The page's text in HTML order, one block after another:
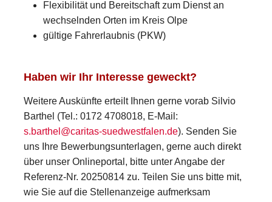
Flexibilität und Bereitschaft zum Dienst an
wechselnden Orten im Kreis Olpe
gültige Fahrerlaubnis (PKW)
Haben wir Ihr Interesse geweckt?
Weitere Auskünfte erteilt Ihnen gerne vorab Silvio
Barthel (Tel.: 0172 4708018, E-Mail:
s.barthel@caritas-suedwestfalen.de). Senden Sie
uns Ihre Bewerbungsunterlagen, gerne auch direkt
über unser Onlineportal, bitte unter Angabe der
Referenz-Nr. 20250814 zu. Teilen Sie uns bitte mit,
wie Sie auf die Stellenanzeige aufmerksam